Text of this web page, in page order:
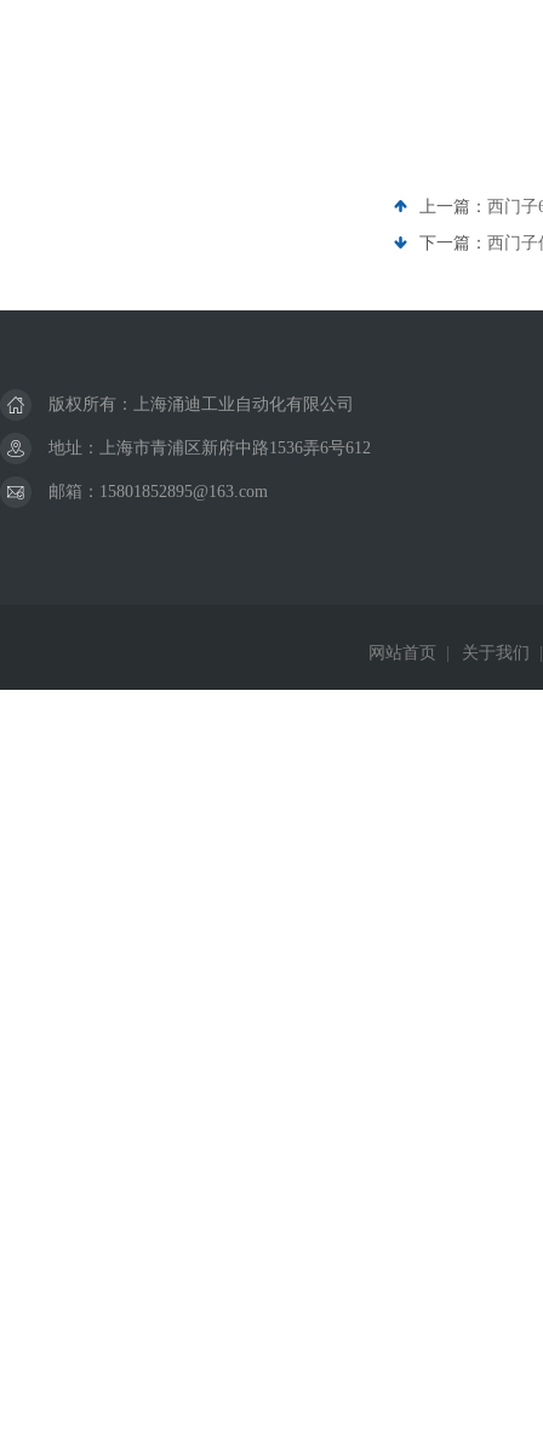
上一篇： 西门子
下一篇： 西门子
版权所有：上海涌迪工业自动化有限公司
地址：上海市青浦区新府中路1536弄6号612
邮箱：15801852895@163.com
网站首页 关于我们